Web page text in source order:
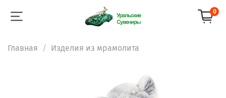
0
Главная Изделия из мрамолита